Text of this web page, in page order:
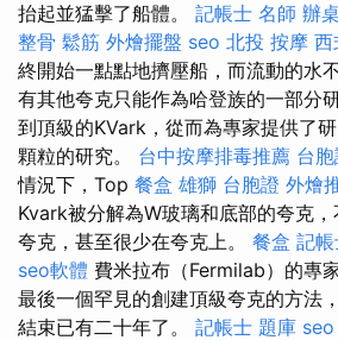
抬起並猛擊了船體。 記帳士 名師 辦
整骨 鬆筋 外燴擺盤 seo 北投 按摩 西
終開始一點點地擠壓船，而流動的水
有其他夸克只能作為哈登族的一部分
到頂級的KVark，從而為專家提供了
顆粒的研究。 台中按摩排毒推薦 台
情況下，Top 餐盒 雄獅 台胞證 外燴
Kvark被分解為W玻璃和底部的夸克，
夸克，甚至很少在夸克上。 餐盒 記
seo軟體 費米拉布（Fermilab）的專
最後一個罕見的創建頂級夸克的方法
結束已有二十年了。 記帳士 題庫